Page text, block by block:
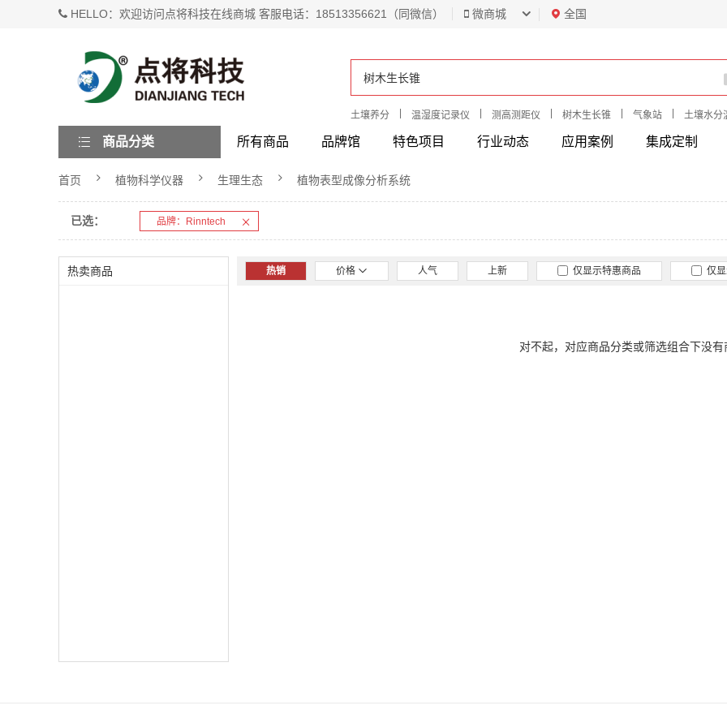
HELLO：欢迎访问点将科技在线商城 客服电话：18513356621（同微信） 微商城 全国
土壤养分 温湿度记录仪 测高测距仪 树木生长锥 气象站 土壤水分
所有商品 品牌馆 特色项目 行业动态 应用案例 集成定制
商品分类
首页 植物科学仪器 生理生态 植物表型成像分析系统
已选： 品牌：Rinntech
热卖商品 热销 价格 人气 上新 仅显示特惠商品 仅
对不起，对应商品分类或筛选组合下没有